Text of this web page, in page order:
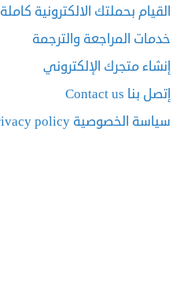
القيام بحملتك الالكترونية كاملة
خدمات المراجعة والترجمة
إنشاء متجرك الإلكتروني
إتصل بنا Contact us
سياسة الخصوصية Privacy policy